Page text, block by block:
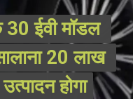
ईवी मॉडल
20 लाख
होगा
ईवी मॉडल
20 लाख
होगा